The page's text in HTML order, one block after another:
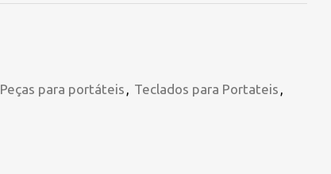
Peças para portáteis , Teclados para Portateis ,